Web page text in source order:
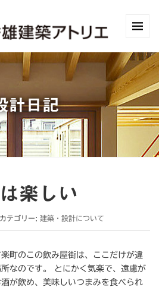
計日記
楽しい
カテゴリー: 建築・設計について
町のこの飲み屋街は、ここだけが違
なのです。 とにかく気楽で、遠慮が
が飲め、美味しいつまみを食べられ